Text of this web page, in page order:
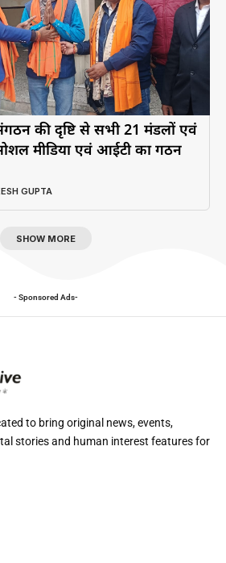
की दृष्टि से सभी 21 मंडलों एवं
मीडिया एवं आईटी का गठन
GUPTA
SHOW MORE
- Sponsored Ads-
to bring original news, events,
stories and human interest features for